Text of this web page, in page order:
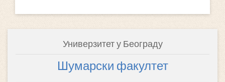
Универзитет у Београду
Шумарски факултет